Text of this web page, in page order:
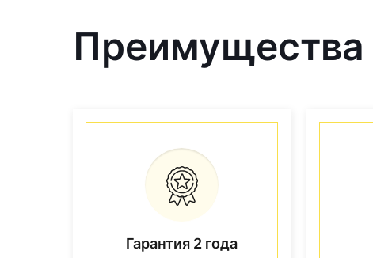
Преимущества
Гарантия 2 года